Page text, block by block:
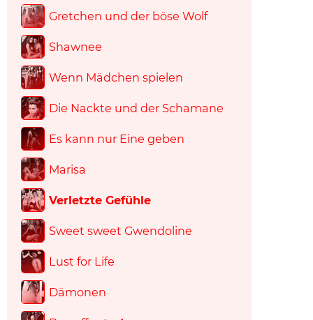
Gretchen und der böse Wolf
Shawnee
Wenn Mädchen spielen
Die Nackte und der Schamane
Es kann nur Eine geben
Marisa
Verletzte Gefühle
Sweet sweet Gwendoline
Lust for Life
Dämonen